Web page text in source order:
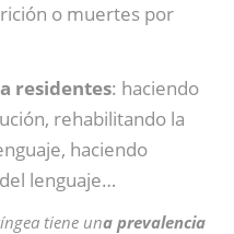
o muertes por
residentes: haciendo
rehabilitando la
haciendo
lenguaje…
tiene una prevalencia